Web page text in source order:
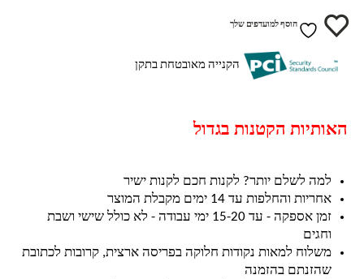
הוסף למועדפים שלך
הקנייה מאובטחת בתקן
האותיות הקטנות בגדול
למה לשלם יותר? לקנות חכם לקנות ישיר
אחריות והחלפות עד 14 ימים מקבלת המוצר
זמן אספקה - עד 15-20 ימי עבודה - לא כולל שישי ושבת
וחגים
משלוח למאות נקודות חלוקה בפריסה ארצית, קרובות לכתובת
שהזנתם בהזמנה